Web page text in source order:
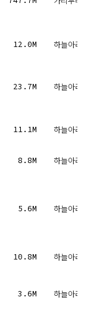
12.0M 하늘아래
23.7M 하늘아래
11.1M 하늘아래
8.8M 하늘아래
5.6M 하늘아래
10.8M 하늘아래
3.6M 하늘아래